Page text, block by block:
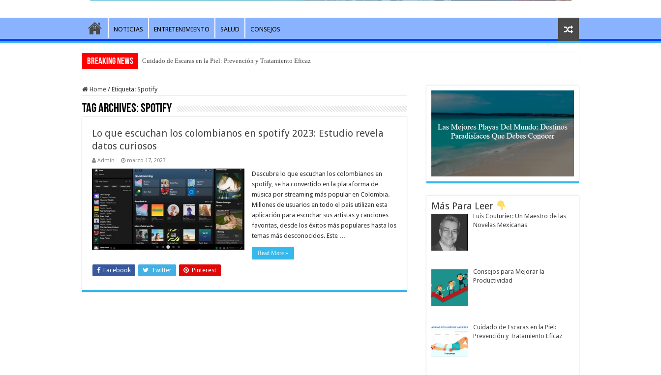
NOTICIAS ENTRETENIMIENTO SALUD CONSEJOS
Breaking News Cuidado de Escaras en la Piel: Prevención y Tratamiento Eficaz
Home / Etiqueta: Spotify
Tag Archives:Spotify
Lo que escuchan los colombianos en spotify 2023: Estudio revela
datos curiosos
Admin marzo 17, 2023
Descubre lo que escuchan los colombianos en
spotify, se ha convertido en la plataforma de
música por streaming más popular en Colombia.
Millones de usuarios en todo el país utilizan esta
aplicación para escuchar sus artistas y canciones
favoritas, desde los éxitos más populares hasta los
temas más desconocidos. Este …
Read More »
Facebook Twitter Pinterest
Más Para Leer
Luis Couturier: Un Maestro de las
Novelas Mexicanas
Consejos para Mejorar la
Productividad
Cuidado de Escaras en la Piel:
Prevención y Tratamiento Eficaz